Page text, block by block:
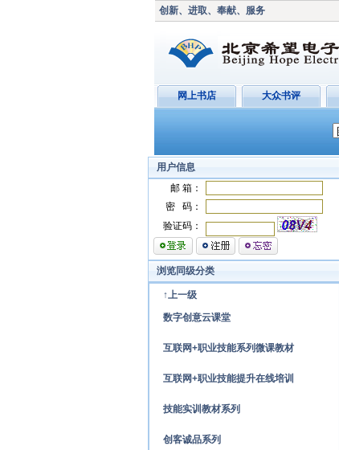
创新、进取、奉献、服务
网上书店 大众书评
用户信息
邮 箱：
密 码：
验证码：
浏览同级分类
↑上一级
数字创意云课堂
互联网+职业技能系列微课教材
互联网+职业技能提升在线培训
技能实训教材系列
创客诚品系列